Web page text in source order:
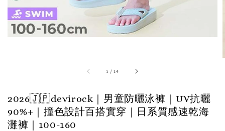
1 /14
2026🇯🇵devirock｜男童防曬泳褲｜UV抗曬
90%+｜撞色設計百搭實穿｜日系質感速乾海
灘褲｜100-160